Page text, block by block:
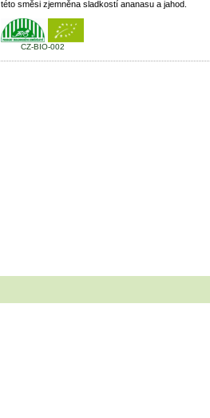
této směsi zjemněna sladkostí ananasu a jahod.
CZ-BIO-002